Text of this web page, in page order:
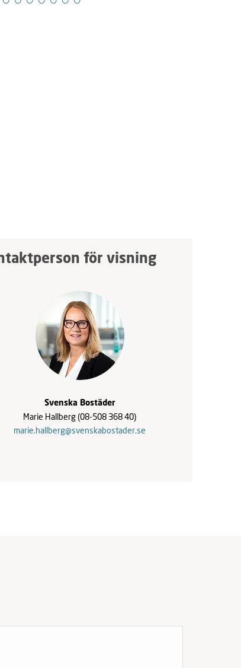
för visning
Svenska Bostäder
Marie Hallberg(08-508 368 40)
marie.hallberg@svenskabostader.se